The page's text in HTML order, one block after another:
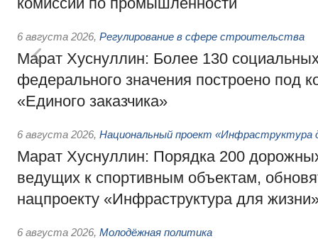
6 августа 2026, Регулирование в сфере строительства
Марат Хуснуллин: Более 130
федерального значения построено под
«Единого заказчика»
6 августа 2026, Национальный проект «Инфраструктура
Марат Хуснуллин: Порядка 200
ведущих к спортивным объектам,
нацпроекту «Инфраструктура для
6 августа 2026, Молодёжная политика